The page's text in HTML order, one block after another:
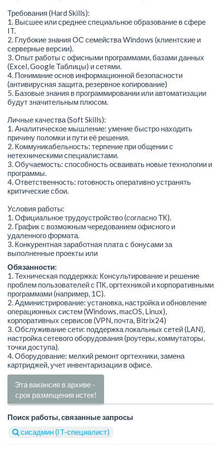
Требования (Hard Skills):
1. Высшее или среднее специальное образование в сфере
IT.
2. Глубокие знания ОС семейства Windows (клиентские и
серверные версии).
3. Опыт работы с офисными программами, базами данных
(Excel, Google Таблицы) и сетями.
4. Понимание основ информационной безопасности
(антивирусная защита, резервное копирование)
5. Базовые знания в программировании или автоматизации
будут значительным плюсом.
Личные качества (Soft Skills):
1. Аналитическое мышление: умение быстро находить
причину поломки и пути её решения.
2. Коммуникабельность: терпение при общении с
нетехническими специалистами.
3. Обучаемость: способность осваивать новые технологии и
программы.
4. Ответственность: готовность оперативно устранять
критические сбои.
Условия работы:
1. Официальное трудоустройство (согласно ТК).
2. График с возможным чередованием офисного и
удаленного формата.
3. Конкурентная заработная плата с бонусами за
выполненные проекты или
Обязанности:
1. Техническая поддержка: Консультирование и решение
проблем пользователей с ПК, оргтехникой и корпоративными
программами (например, 1С).
2. Администрирование: установка, настройка и обновление
операционных систем (Windows, macOS, Linux),
корпоративных сервисов (VPN, почта, Bitrix24)
3. Обслуживание сети: поддержка локальных сетей (LAN),
настройка сетевого оборудования (роутеры, коммутаторы,
точки доступа).
4. Оборудование: мелкий ремонт оргтехники, замена
картриджей, учет инвентаризации в офисе.
Эта вакансия в архиве -
срок размещения истек!
Поиск работы, связанные запросы
сисадмин (IT-специалист)